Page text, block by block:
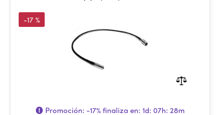
-17 %
Promoción: -17%finaliza en: 1d: 07h: 28m